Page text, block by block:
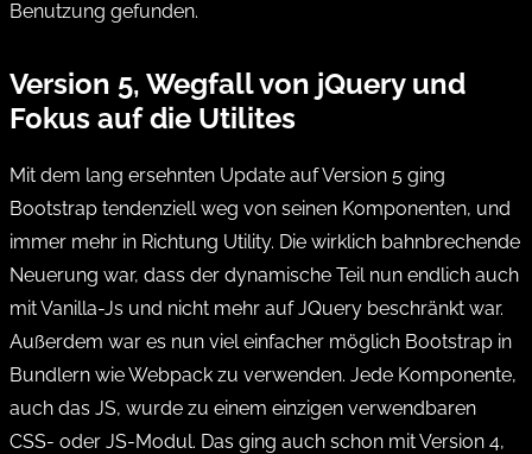
Benutzung gefunden.
Version 5, Wegfall von jQuery und
Fokus auf die Utilites
Mit dem lang ersehnten Update auf Version 5 ging
Bootstrap tendenziell weg von seinen Komponenten, und
immer mehr in Richtung Utility. Die wirklich bahnbrechende
Neuerung war, dass der dynamische Teil nun endlich auch
mit Vanilla-Js und nicht mehr auf JQuery beschränkt war.
Außerdem war es nun viel einfacher möglich Bootstrap in
Bundlern wie Webpack zu verwenden. Jede Komponente,
auch das JS, wurde zu einem einzigen verwendbaren
CSS- oder JS-Modul. Das ging auch schon mit Version 4,